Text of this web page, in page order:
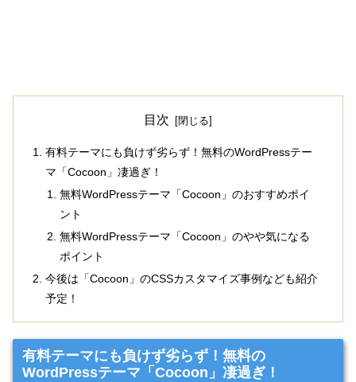
目次
有料テーマにも負けず劣らず！無料のWordPressテー
マ「Cocoon」凄過ぎ！
無料WordPressテーマ「Cocoon」のおすすめポイ
ント
無料WordPressテーマ「Cocoon」のやや気になる
ポイント
今後は「Cocoon」のCSSカスタマイズ事例なども紹介
予定！
有料テーマにも負けず劣らず！無料の
WordPressテーマ「Cocoon」凄過ぎ！